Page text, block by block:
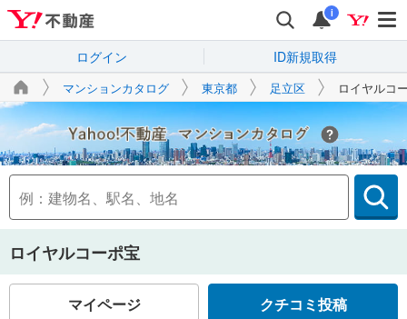
i
ログイン ID新規取得
マンションカタログ 東京都 足立区 ロイヤルコ
Yahoo!不動産
ロイヤルコーポ宝
マイページ クチコミ投稿